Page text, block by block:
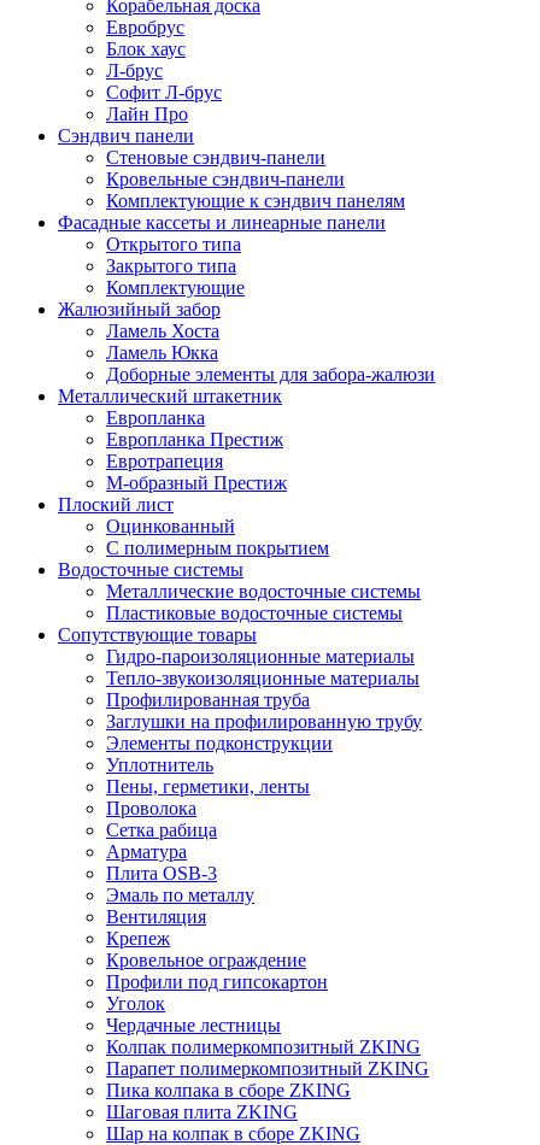
Корабельная доска
Евробрус
Блок хаус
Л-брус
Софит Л-брус
Лайн Про
Сэндвич панели
Стеновые сэндвич-панели
Кровельные сэндвич-панели
Комплектующие к сэндвич панелям
Фасадные кассеты и линеарные панели
Открытого типа
Закрытого типа
Комплектующие
Жалюзийный забор
Ламель Хоста
Ламель Юкка
Доборные элементы для забора-жалюзи
Металлический штакетник
Европланка
Европланка Престиж
Евротрапеция
М-образный Престиж
Плоский лист
Оцинкованный
С полимерным покрытием
Водосточные системы
Металлические водосточные системы
Пластиковые водосточные системы
Сопутствующие товары
Гидро-пароизоляционные материалы
Тепло-звукоизоляционные материалы
Профилированная труба
Заглушки на профилированную трубу
Элементы подконструкции
Уплотнитель
Пены, герметики, ленты
Проволока
Сетка рабица
Арматура
Плита OSB-3
Эмаль по металлу
Вентиляция
Крепеж
Кровельное ограждение
Профили под гипсокартон
Уголок
Чердачные лестницы
Колпак полимеркомпозитный ZKING
Парапет полимеркомпозитный ZKING
Пика колпака в сборе ZKING
Шаговая плита ZKING
Шар на колпак в сборе ZKING